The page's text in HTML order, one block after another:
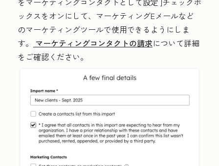
ックスをオンにして、マーケティングEメールなど
のマーケティングツールで使用できるようにしま
す。
マーケティングコンタクトの請求について詳細
をご確認ください。